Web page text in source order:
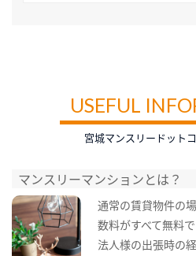
USEFUL
宮城マンスリードット
マンスリーマンションとは？
通常の賃貸物件の
数料がすべて無料で
法人様の出張時の